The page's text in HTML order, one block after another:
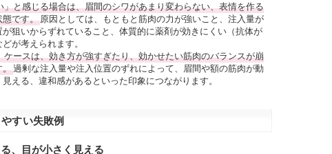
と感じる場合は、眉間のシワがあまり変わらない、表情を作る
態です。 原因としては、もともと筋肉の力が強いこと、注入量が
狙いからずれていること、体質的に薬剤が効きにくい（抗体が
が考えられます。
ケースは、効き方が強すぎたり、効かせたい筋肉のバランスが崩
。過剰な注入量や注入位置のずれによって、眉間や額の筋肉が動
える、違和感があるといった印象につながります。
すい失敗例
、目が小さく見える